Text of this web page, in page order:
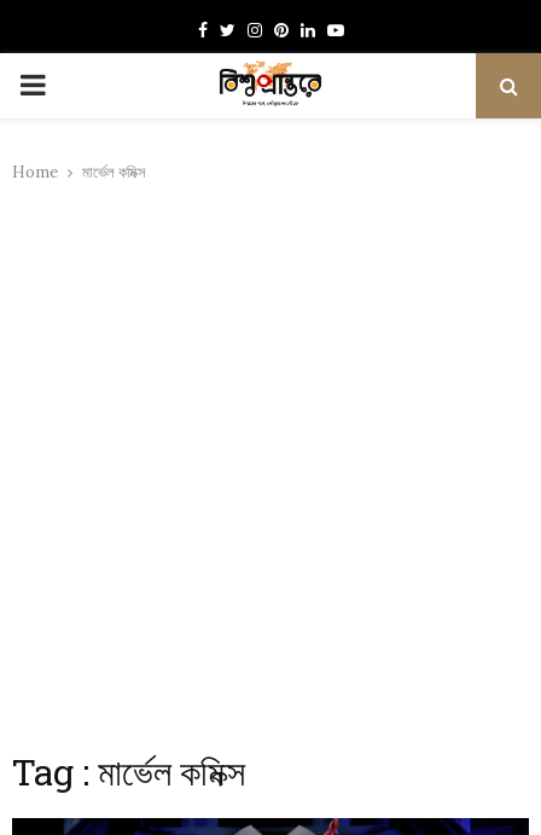
Facebook
TwitterInstagram
Pinterest
LinkedinYoutube
PRIMARY
Home মার্ভেল কমিক্স
Tag : মার্ভেল কমিক্স